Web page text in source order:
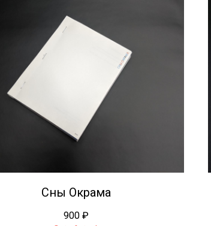
Сны Окрама
900 ₽